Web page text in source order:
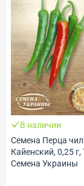
В наличии
Семена Перца
Кайенский, 0,25
Семена Украины